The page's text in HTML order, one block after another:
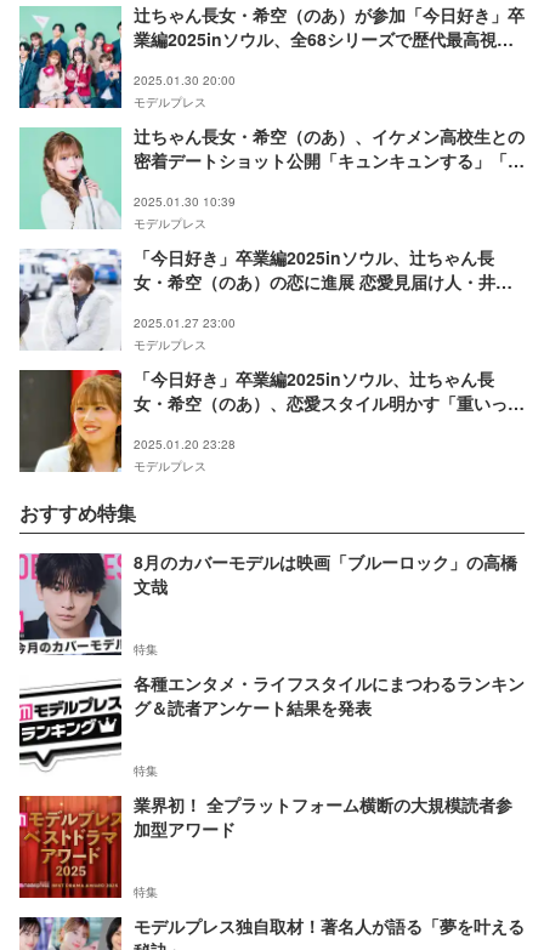
辻ちゃん長女・希空（のあ）が参加「今日好き」卒
業編2025inソウル、全68シリーズで歴代最高視聴
2025.01.30 20:00
モデルプレス
辻ちゃん長女・希空（のあ）、イケメン高校生との
密着デートショット公開「キュンキュンする」「美
2025.01.30 10:39
モデルプレス
「今日好き」卒業編2025inソウル、辻ちゃん長
女・希空（のあ）の恋に進展 恋愛見届け人・井上
2025.01.27 23:00
モデルプレス
「今日好き」卒業編2025inソウル、辻ちゃん長
女・希空（のあ）、恋愛スタイル明かす「重いって
2025.01.20 23:28
モデルプレス
おすすめ特集
8月のカバーモデルは映画「ブルーロック」の高橋
文哉
特集
各種エンタメ・ライフスタイルにまつわるランキン
グ＆読者アンケート結果を発表
特集
業界初！ 全プラットフォーム横断の大規模読者参
加型アワード
特集
モデルプレス独自取材！著名人が語る「夢を叶える